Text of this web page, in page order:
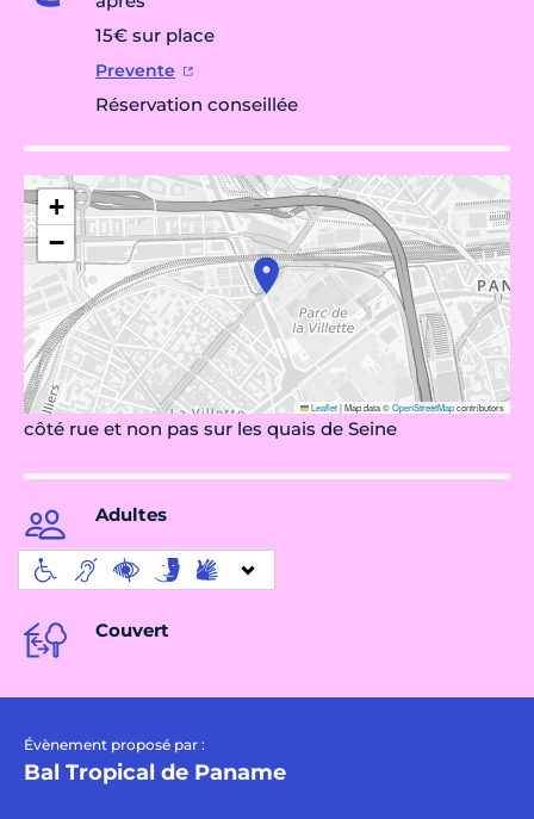
15€ sur place
Prevente
Réservation conseillée
+
−
Leaflet|Map data ©OpenStreetMapcontributors
côté rue et non pas sur les quais de Seine
Adultes
Couvert
Évènement proposé par :
Bal Tropical de Paname